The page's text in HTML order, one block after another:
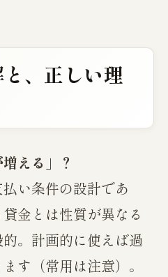
、正しい理
える」？
い条件の設計であ
金とは性質が異なる
。計画的に使えば過
す（常用は注意）。